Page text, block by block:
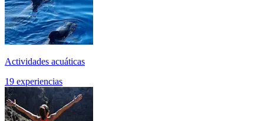
Actividades acuáticas
19 experiencias